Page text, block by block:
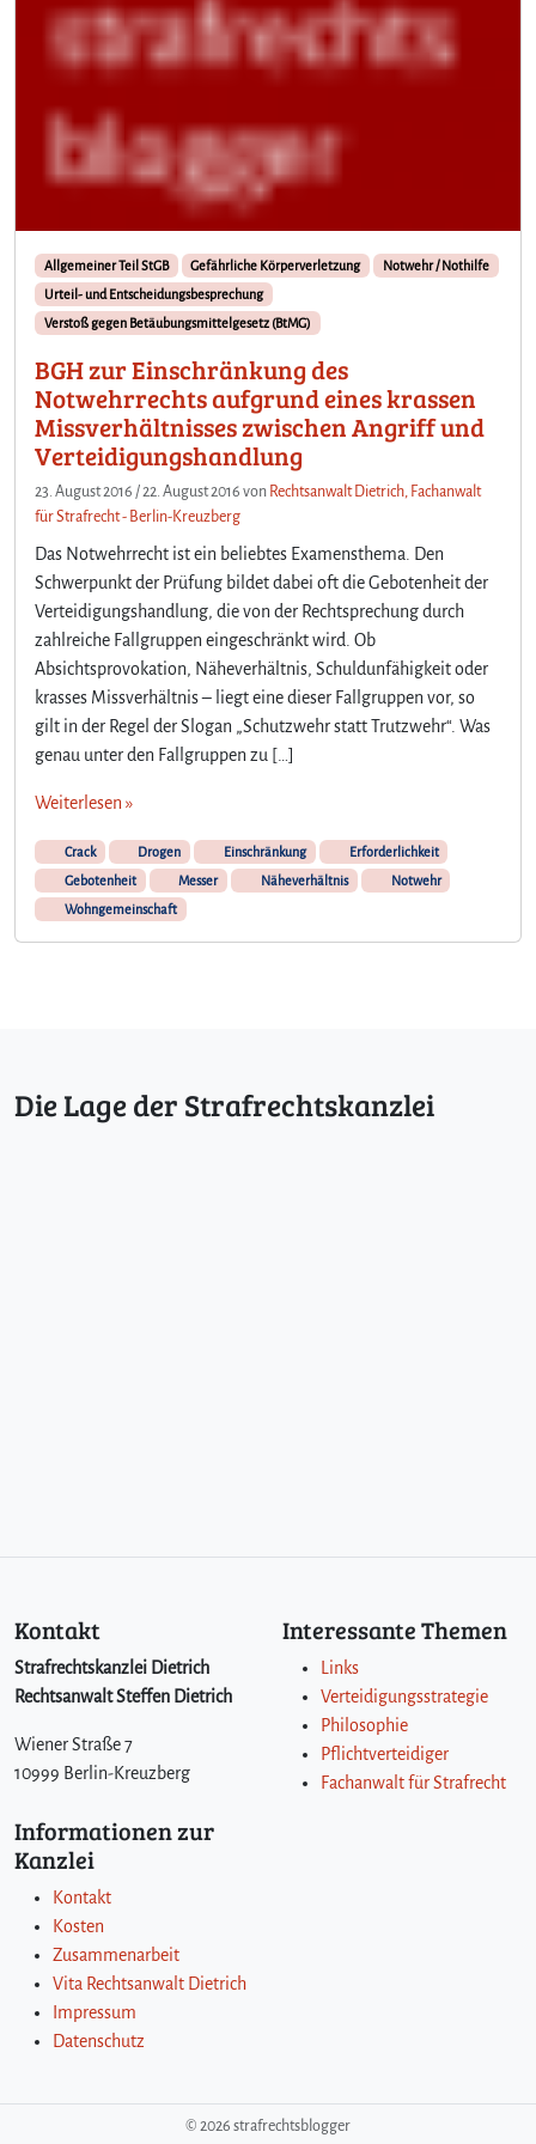
Allgemeiner Teil StGB Gefährliche Körperverletzung
Notwehr / Nothilfe
Urteil- und Entscheidungsbesprechung
Verstoß gegen Betäubungsmittelgesetz (BtMG)
BGH zur Einschränkung des
Notwehrrechts aufgrund eines krassen
Missverhältnisses zwischen Angriff und
Verteidigungshandlung
23. August 2016 /22. August 2016 von Rechtsanwalt Dietrich, Fachanwalt
für Strafrecht - Berlin-Kreuzberg
Das Notwehrrecht ist ein beliebtes Examensthema. Den
Schwerpunkt der Prüfung bildet dabei oft die Gebotenheit der
Verteidigungshandlung, die von der Rechtsprechung durch
zahlreiche Fallgruppen eingeschränkt wird. Ob
Absichtsprovokation, Näheverhältnis, Schuldunfähigkeit oder
krasses Missverhältnis – liegt eine dieser Fallgruppen vor, so
gilt in der Regel der Slogan „Schutzwehr statt Trutzwehr“. Was
genau unter den Fallgruppen zu […]
Weiterlesen »
Crack Drogen Einschränkung
Erforderlichkeit
Gebotenheit
Messer Näheverhältnis
Notwehr
Wohngemeinschaft
Die Lage der Strafrechtskanzlei
Kontakt
Strafrechtskanzlei Dietrich
Rechtsanwalt Steffen Dietrich
Wiener Straße 7
10999 Berlin-Kreuzberg
Interessante Themen
Links
Verteidigungsstrategie
Philosophie
Pflichtverteidiger
Fachanwalt für Strafrecht
Informationen zur
Kanzlei
Kontakt
Kosten
Zusammenarbeit
Vita Rechtsanwalt Dietrich
Impressum
Datenschutz
© 2026 strafrechtsblogger